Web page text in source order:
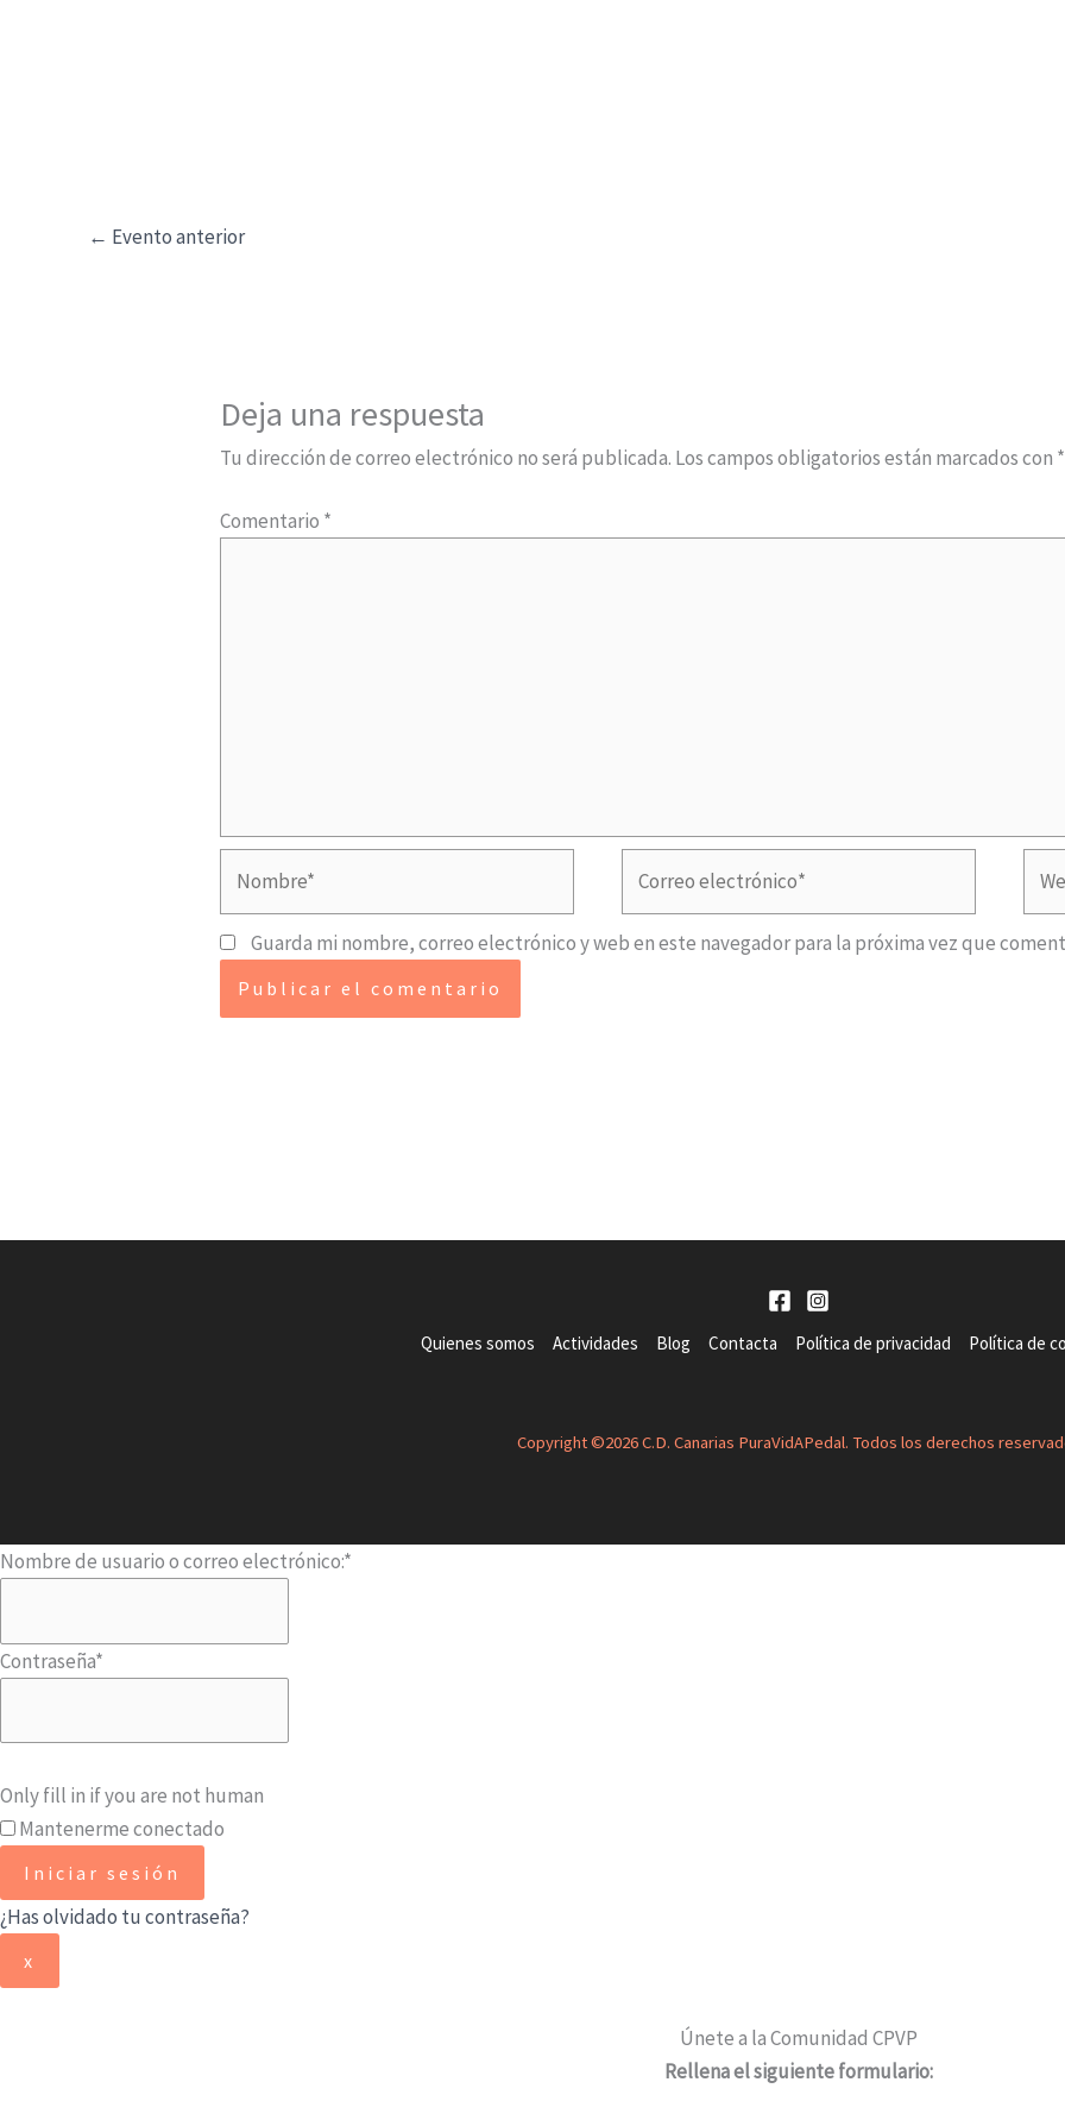
← Evento anterior
Deja una respuesta
Tu dirección de correo electrónico no será publicada. Los campos obligatorios están marcados con *
Comentario *
Guarda mi nombre, correo electrónico y web en este navegador para la próxima vez que
Quienes somos Actividades Blog Contacta Política de privacidad Política de
Copyright ©2026 C.D. Canarias PuraVidAPedal. Todos los derechos
Nombre de usuario o correo electrónico:*
Contraseña*
Only fill in if you are not human
Mantenerme conectado
¿Has olvidado tu contraseña?
x
Únete a la Comunidad CPVP
Rellena el siguiente formulario: